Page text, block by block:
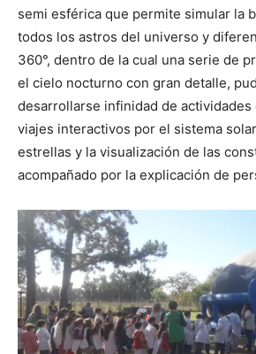
semi esférica que permite simular la
todos los astros del universo y
360°, dentro de la cual una serie de
el cielo nocturno con gran detalle,
desarrollarse infinidad de
viajes interactivos por el sistema
estrellas y la visualización de las
acompañado por la explicación de